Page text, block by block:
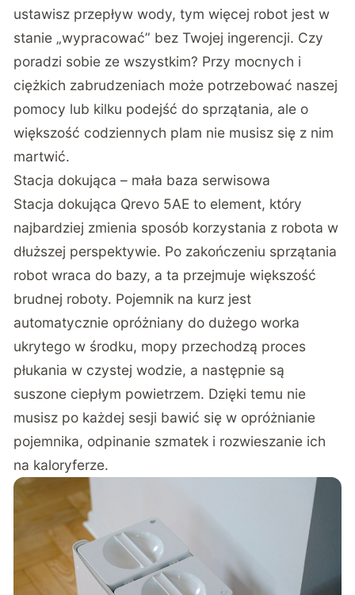
ustawisz przepływ wody, tym więcej robot jest w
stanie „wypracować” bez Twojej ingerencji. Czy
poradzi sobie ze wszystkim? Przy mocnych i
ciężkich zabrudzeniach może potrzebować naszej
pomocy lub kilku podejść do sprzątania, ale o
większość codziennych plam nie musisz się z nim
martwić.
Stacja dokująca – mała baza serwisowa
Stacja dokująca Qrevo 5AE to element, który
najbardziej zmienia sposób korzystania z robota w
dłuższej perspektywie. Po zakończeniu sprzątania
robot wraca do bazy, a ta przejmuje większość
brudnej roboty. Pojemnik na kurz jest
automatycznie opróżniany do dużego worka
ukrytego w środku, mopy przechodzą proces
płukania w czystej wodzie, a następnie są
suszone ciepłym powietrzem. Dzięki temu nie
musisz po każdej sesji bawić się w opróżnianie
pojemnika, odpinanie szmatek i rozwieszanie ich
na kaloryferze.